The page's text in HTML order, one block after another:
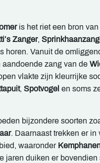
is het riet een bron
Zanger,
horen. Vanuit de
zang van de
vlakte zijn kleurrijke
, Spotvogel en soms
bijzondere soorten
. Daarnaast trekken er in
waaronder
jaren duiken er